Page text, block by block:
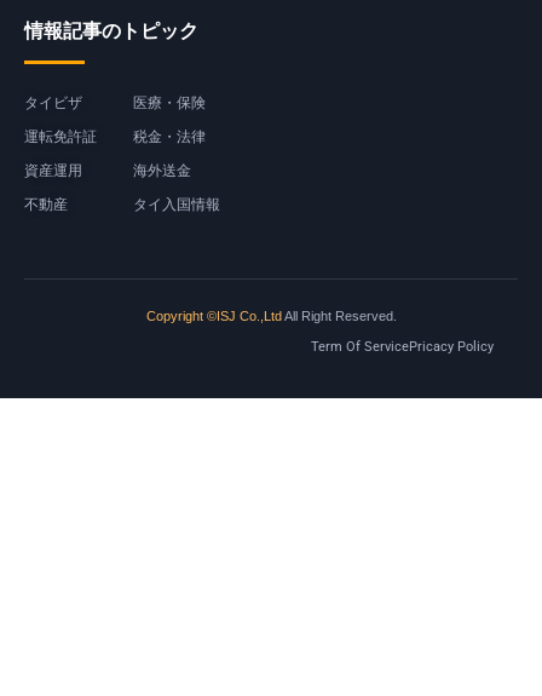
情報記事のトピック
タイビザ
運転免許証
資産運用
不動産
医療・保険
税金・法律
海外送金
タイ入国情報
Copyright ©ISJ Co.,Ltd All Right Reserved.
Term Of ServicePricacy Policy